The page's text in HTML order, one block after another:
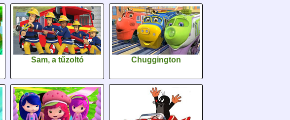
Sam, a tűzoltó Chuggington